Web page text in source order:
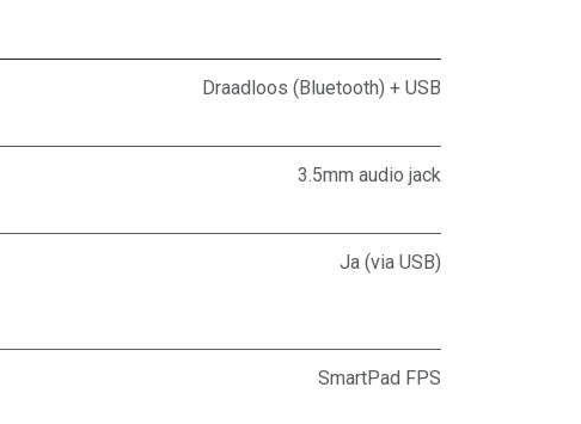
Draadloos (Bluetooth) + USB
3.5mm audio jack
Ja (via USB)
SmartPad FPS